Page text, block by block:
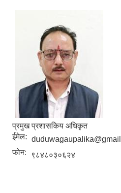
प्रमुख प्रशासकिय अधिकृत
ईमेल:
फोन:
९८४८०३०६२४